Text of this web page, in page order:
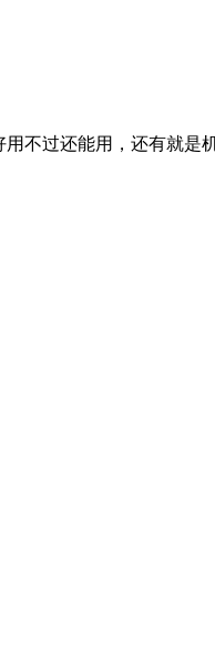
不过还能用，还有就是